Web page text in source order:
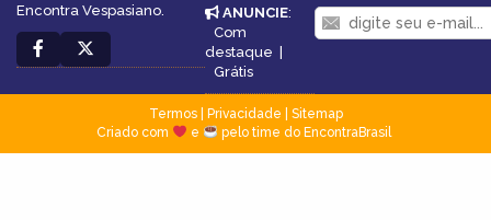
Encontra Vespasiano.
ANUNCIE:
Com
destaque |
Grátis
Termos| Privacidade
Sitemap
Criado com
e pelo time do EncontraBrasil